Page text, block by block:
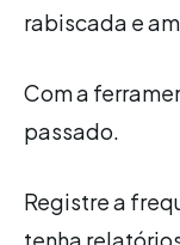
rabiscada e
Com a
passado.
Registre a